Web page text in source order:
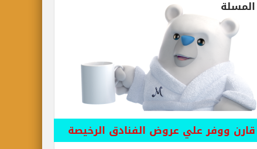
المسلة
قارن ووفر علي عروض الفنادق الرخيصة